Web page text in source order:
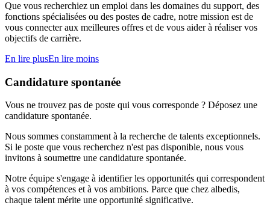
Que vous recherchiez un emploi dans les domaines du support, des
fonctions spécialisées ou des postes de cadre, notre mission est de
vous connecter aux meilleures offres et de vous aider à réaliser vos
objectifs de carrière.
En lire plusEn lire moins
Candidature spontanée
Vous ne trouvez pas de poste qui vous corresponde ? Déposez une
candidature spontanée.
Nous sommes constamment à la recherche de talents exceptionnels.
Si le poste que vous recherchez n'est pas disponible, nous vous
invitons à soumettre une candidature spontanée.
Notre équipe s'engage à identifier les opportunités qui correspondent
à vos compétences et à vos ambitions. Parce que chez albedis,
chaque talent mérite une opportunité significative.